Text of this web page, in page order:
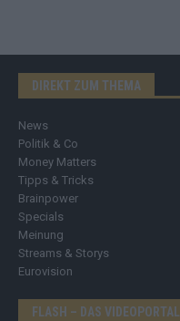
DIREKT ZUM THEMA
News
Politik & Co
Money Matters
Tipps & Tricks
Brainpower
Specials
Meinung
Streams & Storys
Eurovision
FLASH – DAS VIDEOPORTAL